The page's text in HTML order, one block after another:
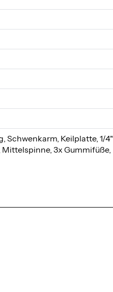
Schwenkarm, Keilplatte, 1/4"
Mittelspinne, 3x Gummifüße,